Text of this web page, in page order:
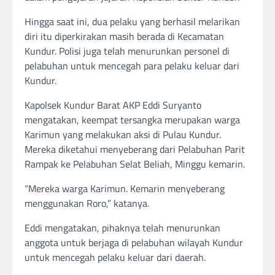
Hingga saat ini, dua pelaku yang berhasil melarikan
diri itu diperkirakan masih berada di Kecamatan
Kundur. Polisi juga telah menurunkan personel di
pelabuhan untuk mencegah para pelaku keluar dari
Kundur.
Kapolsek Kundur Barat AKP Eddi Suryanto
mengatakan, keempat tersangka merupakan warga
Karimun yang melakukan aksi di Pulau Kundur.
Mereka diketahui menyeberang dari Pelabuhan Parit
Rampak ke Pelabuhan Selat Beliah, Minggu kemarin.
“Mereka warga Karimun. Kemarin menyeberang
menggunakan Roro,” katanya.
Eddi mengatakan, pihaknya telah menurunkan
anggota untuk berjaga di pelabuhan wilayah Kundur
untuk mencegah pelaku keluar dari daerah.